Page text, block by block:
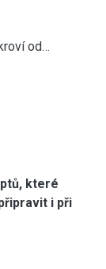
od…
které
i při